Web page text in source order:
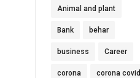
Animal and plant
Bank behar
business Career
corona corona covid